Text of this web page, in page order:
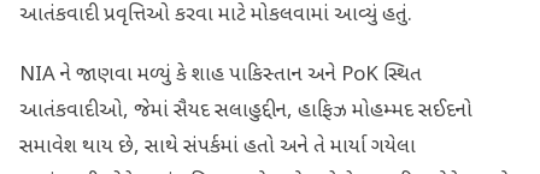
આતંકવાદી પ્રવૃત્તિઓ કરવા માટે મોકલવામાં આવ્યું હતું.
NIA ને જાણવા મળ્યું કે શાહ પાકિસ્તાન અને PoK સ્થિત
આતંકવાદીઓ, જેમાં સૈયદ સલાહુદ્દીન, હાફિઝ મોહમ્મદ સઈદનો
સમાવેશ થાય છે, સાથે સંપર્કમાં હતો અને તે માર્યા ગયેલા